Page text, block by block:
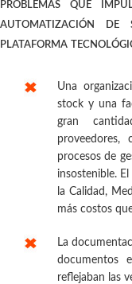
problemas que
automatización de
plataforma
Una
stock y una
gran
procesos de
insostenible.
la Calidad,
más costos
La
documentos
reflejaban las